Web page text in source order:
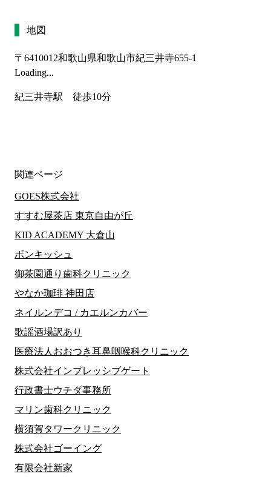
地図
〒6410012和歌山県和歌山市紀三井寺655-1
Loading...
紀三井寺駅　徒歩10分
関連ページ
GOES株式会社
すすむ屋茶店 東京自由が丘
KID ACADEMY 大倉山
ボンキッシュ
御茶園通り歯科クリニック
やなか珈琲 神田店
ネイルンデコ / カエルンカバー
歌謡酒場訳あり
医療法人おおつき耳鼻咽喉科クリニック
株式会社インプレッシブゲート
行政書士ウチダ事務所
マリン歯科クリニック
横須賀タワークリニック
株式会社ゴーイング
有限会社新家